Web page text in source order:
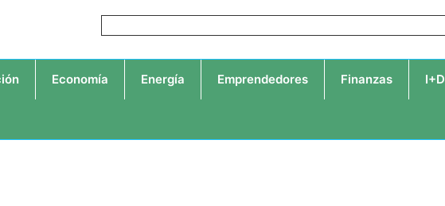
Economía Energía Emprendedores Finanzas I+D